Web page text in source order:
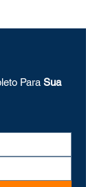
Para Sua